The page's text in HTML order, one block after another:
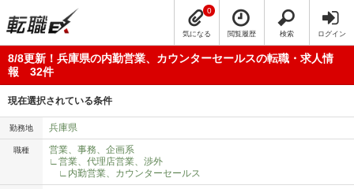
気になる
0
閲覧履歴 検索 ログイン
8/8更新！兵庫県の内勤営業、カウンターセールスの転職・求人情
報 32件
現在選択されている条件
勤務地 兵庫県
職種
営業、事務、企画系
∟営業、代理店営業、渉外
∟内勤営業、カウンターセールス